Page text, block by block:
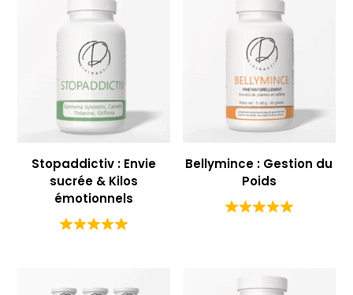
Stopaddictiv : Envie
sucrée & Kilos
émotionnels
Bellymince : Gestion du
Poids